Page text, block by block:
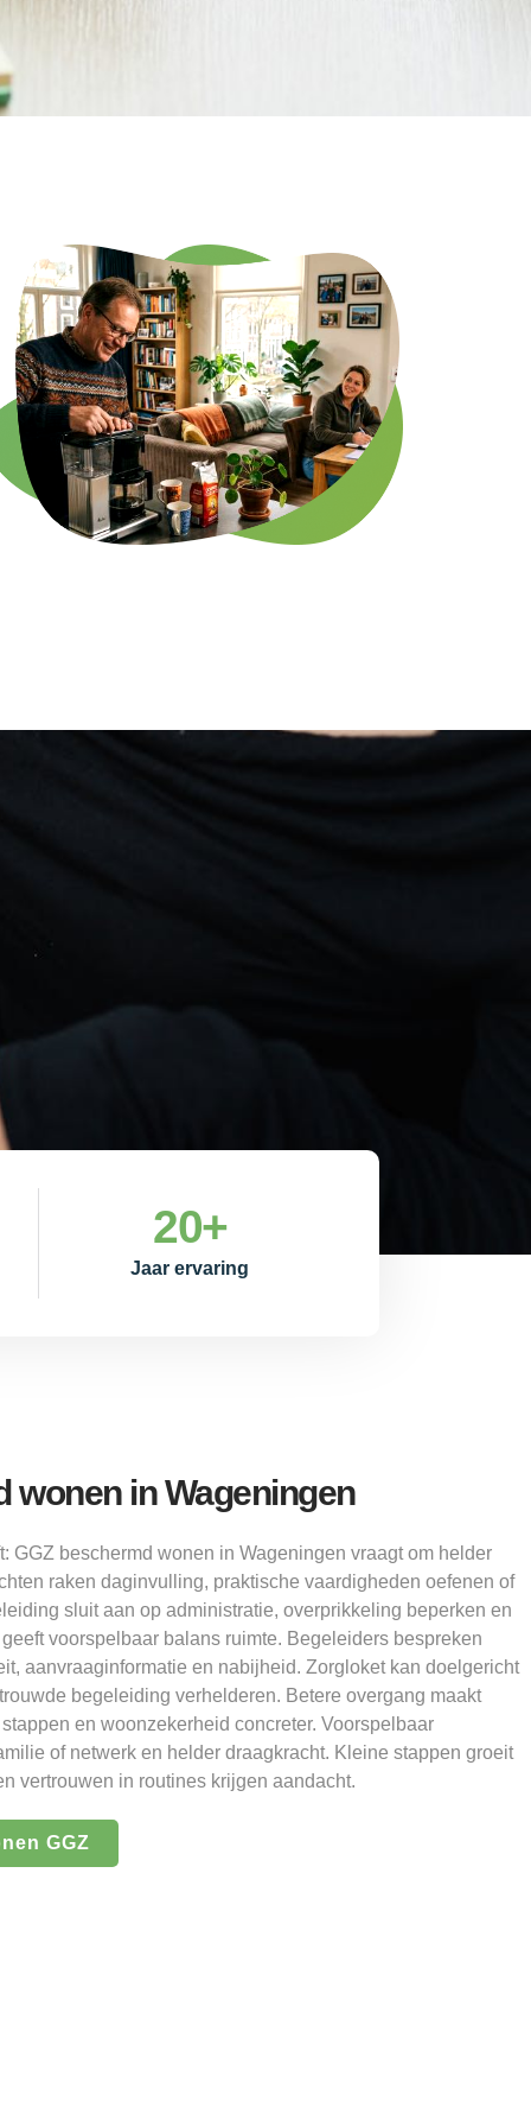
Jaar ervaring
20+
wonen in Wageningen
GGZ beschermd wonen in Wageningen vraagt om helder
raken daginvulling, praktische vaardigheden oefenen of
sluit aan op administratie, overprikkeling beperken en
voorspelbaar balans ruimte. Begeleiders bespreken
aanvraaginformatie en nabijheid. Zorgloket kan doelgericht
begeleiding verhelderen. Betere overgang maakt
en woonzekerheid concreter. Voorspelbaar
of netwerk en helder draagkracht. Kleine stappen groeit
vertrouwen in routines krijgen aandacht.
GGZ